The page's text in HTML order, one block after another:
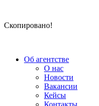
Скопировано!
Об агентстве
О нас
Новости
Вакансии
Кейсы
Контакты